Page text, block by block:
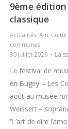
9ème
classique
Actualités, Ain,
communes
30 juillet 2026
Le festival de
en Bugey – Les
août au musée
Weissert –
‘‘L’art de dire